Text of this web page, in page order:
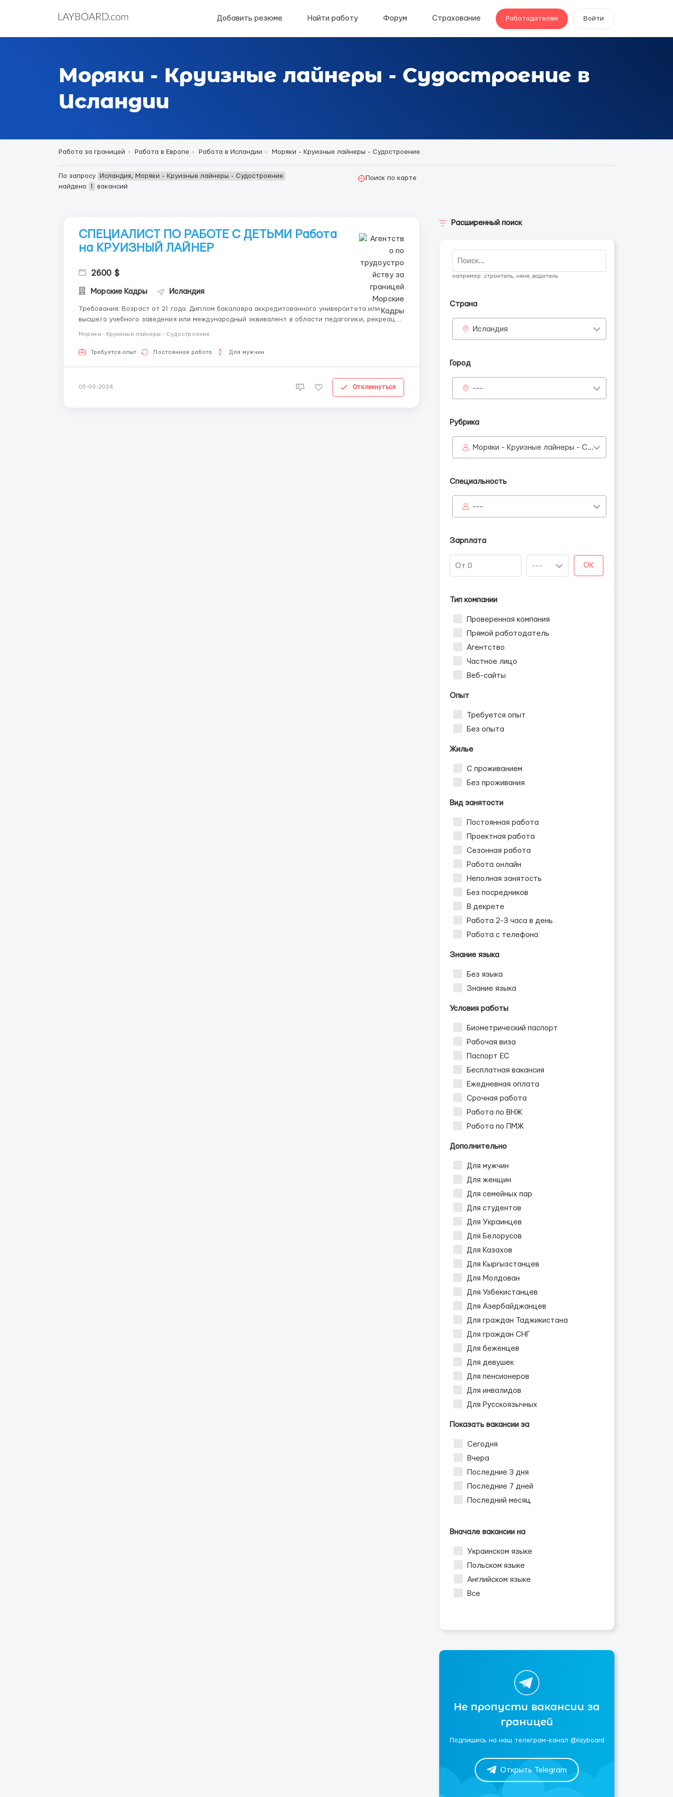
Добавить резюме Найти работу Форум Страхование Работодателям Войти
Моряки - Круизные лайнеры - Судостроение в
Исландии
Работа за границей Работа в Европе Работа в Исландии Моряки - Круизные лайнеры - Судостроение
По запросу
Исландия, Моряки - Круизные лайнеры - Судостроение
найдено
1 вакансий
Поиск по карте
СПЕЦИАЛИСТ ПО РАБОТЕ С ДЕТЬМИ Работа
на КРУИЗНЫЙ ЛАЙНЕР
2600 $
Морские Кадры Исландия
Требования: Возраст от 21 года. Диплом бакалавра аккредитованного университета или
высшего учебного заведения или международный эквивалент в области педагогики, рекреации
Моряки - Круизные лайнеры - Судостроение
Требуется опыт Постоянная работа Для мужчин
05-09-2024 Откликнуться
Расширенный поиск
например: строитель, няня, водитель
Страна
Исландия
Город
---
Рубрика
Моряки - Круизные лайнеры - Судостроение
Специальность
---
Зарплата
OK
Тип компании
Проверенная компания
Прямой работодатель
Агентство
Частное лицо
Веб-сайты
Опыт
Требуется опыт
Без опыта
Жилье
С проживанием
Без проживания
Вид занятости
Постоянная работа
Проектная работа
Сезонная работа
Работа онлайн
Неполная занятость
Без посредников
В декрете
Работа 2-3 часа в день
Работа с телефона
Знание языка
Без языка
Знание языка
Условия работы
Биометрический паспорт
Рабочая виза
Паспорт ЕС
Бесплатная вакансия
Ежедневная оплата
Срочная работа
Работа по ВНЖ
Работа по ПМЖ
Дополнительно
Для мужчин
Для женщин
Для семейных пар
Для студентов
Для Украинцев
Для Белорусов
Для Казахов
Для Кыргызстанцев
Для Молдован
Для Узбекистанцев
Для Азербайджанцев
Для граждан Таджикистана
Для граждан СНГ
Для беженцев
Для девушек
Для пенсионеров
Для инвалидов
Для Русскоязычных
Показать вакансии за
Сегодня
Вчера
Последние 3 дня
Последние 7 дней
Последний месяц
Вначале вакансии на
Украинском языке
Польском языке
Английском языке
Все
Не пропусти вакансии за
границей
Подпишись на наш телеграм-канал @layboard
Открыть Telegram